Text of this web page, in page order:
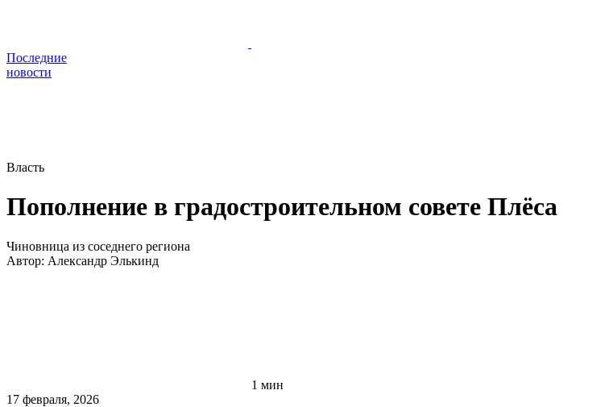
Последние
новости
Власть
Пополнение в градостроительном совете Плёса
Чиновница из соседнего региона
Автор: Александр Элькинд
1 мин
17 февраля, 2026